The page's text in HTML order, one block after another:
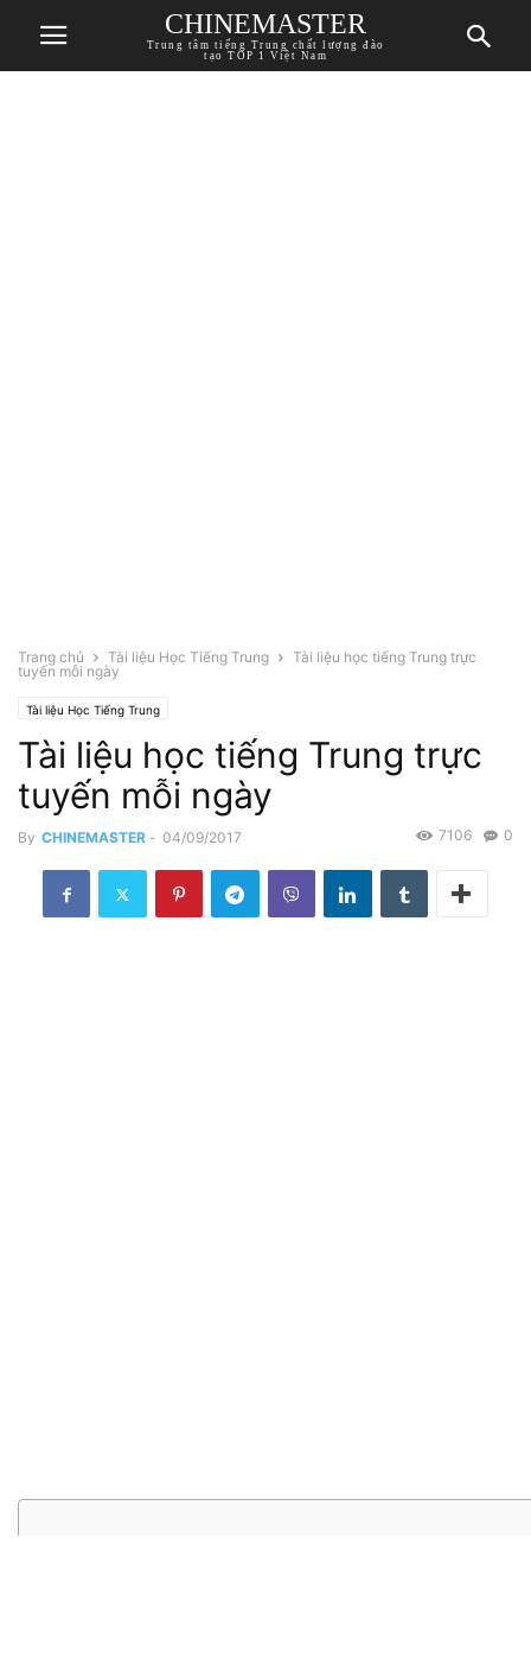
CHINEMASTER
Trung tâm tiếng Trung chất lượng đào
tạo TOP 1 Việt Nam
Trang chủ Tài liệu Học Tiếng Trung
Tài liệu học tiếng Trung trực
tuyến mỗi ngày
Tài liệu Học Tiếng Trung
Tài liệu học tiếng Trung trực
tuyến mỗi ngày
By CHINEMASTER - 04/09/2017 0
7106